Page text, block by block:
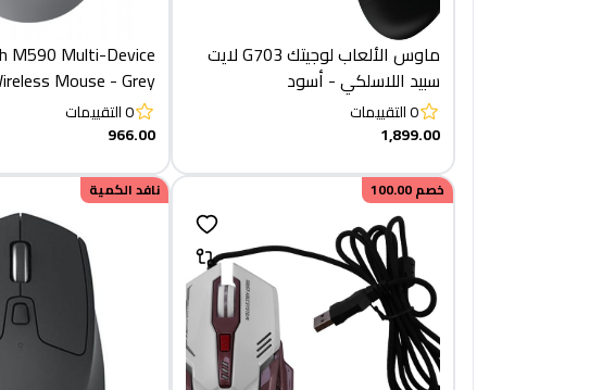
ماوس الألعاب لوجيتك G703 لايت
سبيد اللاسلكي - أسود
0التقييمات
1,899.00
M590 Multi-Device
Mouse - Grey
0التقييمات
966.00
خصم100.00 نافد الكمية